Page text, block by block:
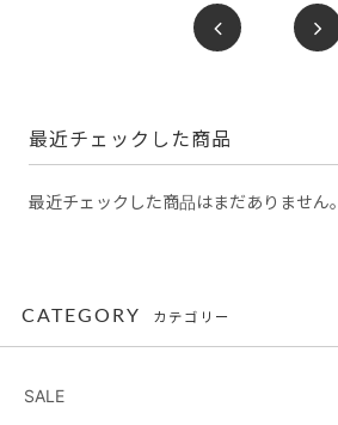
最近チェックした商品
最近チェックした商品はまだありません。
CATEGORY カテゴリー
SALE